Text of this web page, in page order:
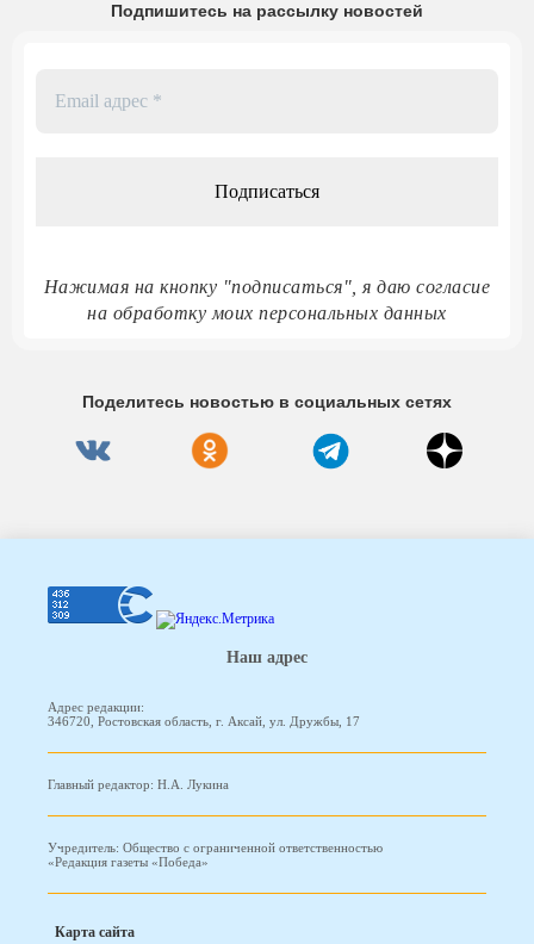
Подпишитесь на рассылку новостей
Нажимая на кнопку "подписаться", я даю согласие
на обработку моих персональных данных
Поделитесь новостью в социальных сетях
Наш адрес
Адрес редакции:
346720, Ростовская область, г. Аксай, ул. Дружбы, 17
Главный редактор: Н.А. Лукина
Учредитель: Общество с ограниченной ответственностью
«Редакция газеты «Победа»
Карта сайта